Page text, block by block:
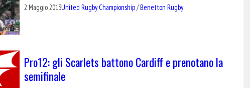
2 Maggio 2013United Rugby Championship/Benetton Rugby
Pro12: gli Scarlets battono Cardiff e prenotano la
semifinale